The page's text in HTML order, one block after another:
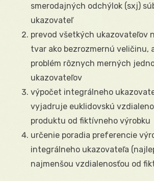
smerodajných odchýlok (sxj)
ukazovateľ
prevod všetkých ukazovateľov
tvar ako bezrozmernú veličinu,
problém rôznych merných
ukazovateľov
výpočet integrálneho
vyjadruje euklidovskú
produktu od fiktívneho výrobku
určenie poradia preferencie
integrálneho ukazovateľa
najmenšou vzdialenosťou od